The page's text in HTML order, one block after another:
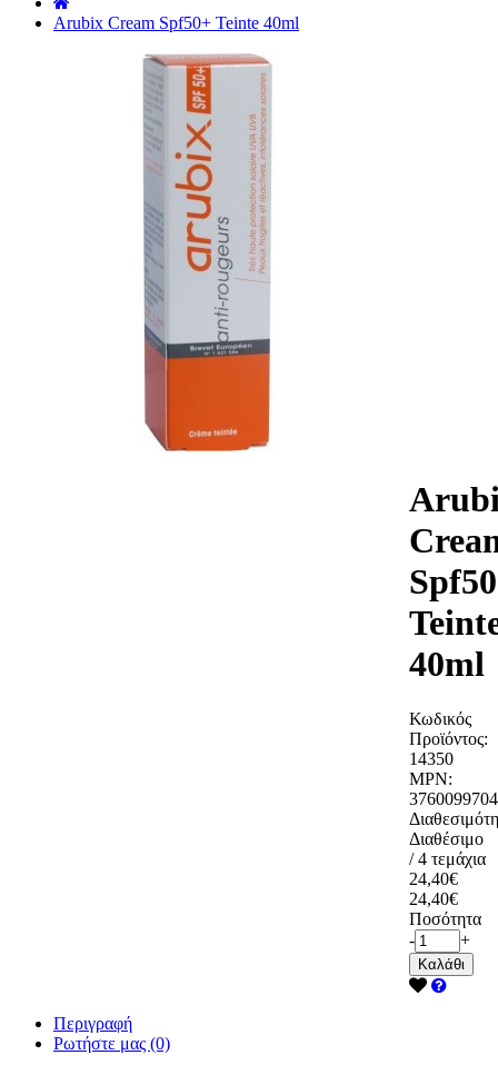
Arubix Cream Spf50+ Teinte 40ml
40ml
Κωδικός
Προϊόντος:
14350
MPN:
Διαθέσιμο
/ 4 τεμάχια
24,40€
24,40€
Ποσότητα
-
+
Καλάθι
Περιγραφή
Ρωτήστε μας (0)